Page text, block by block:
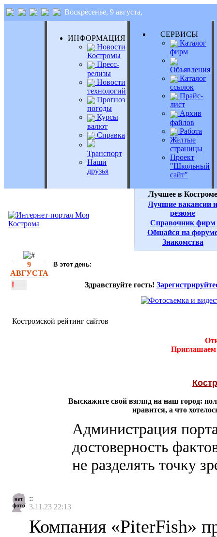
Воскресенье, 9 августа,
ИНФОРМАЦИЯ
Новости
Костромы
Пресс-
релизы
Новости
технологий
Прогноз
погоды
Курсы
валют
Справка
Транспорт
Наши
друзья
СЕРВИСЫ
Каталог
фирм
Объявления
Каталог
ссылок
Прайс-
лист
Архив
файлов
Работа
Желтые
страницы
Проект
"Школьный
сайт"
Лучшее в Костроме
Лучшие вакансии и
резюме
Справочник фирм
Общайся на
Знакомства
9
АВГУСТА
В этот день:
! Здравствуйте гость!
Костромской рейтинг сайтов
Приглашаем
Выскажите свой взгляд на наш город:
нравится, а что
Администрация
достоверность
не разделять точку
::
3.11.23 22:13
Компания «PiterFish»